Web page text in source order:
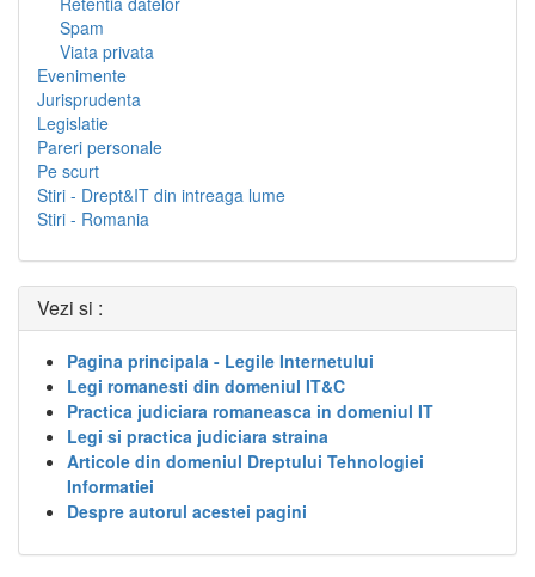
Spam
Viata privata
Evenimente
Jurisprudenta
Legislatie
Pareri personale
Pe scurt
Stiri - Drept&IT din intreaga lume
Stiri - Romania
Vezi si :
Pagina principala - Legile Internetului
Legi romanesti din domeniul IT&C
Practica judiciara romaneasca in domeniul IT
Legi si practica judiciara straina
Articole din domeniul Dreptului Tehnologiei
Informatiei
Despre autorul acestei pagini